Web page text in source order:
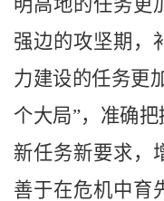
强边的攻坚期，
力建设的任务更
个大局”，准确
新任务新要求，
善于在危机中育